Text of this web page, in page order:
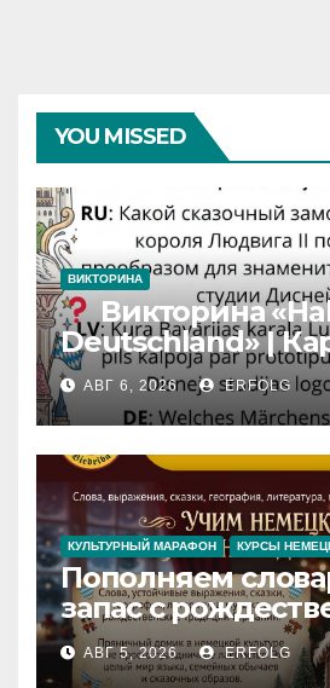
YOU MISSED
ВИКТОРИНА
Викторина
Deutschland» |
№46
Замок
Iedvesmas pils /
Inspiration
АВГ 6, 2026 ERFOLG
КУЛЬТУРНЫЙ МАРАФОН КУРСЫ
Пополняем
запас с
сказкой! Учим
вместе с
АВГ 5, 2026 ERFOLG